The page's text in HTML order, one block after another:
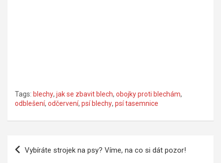
Tags: blechy, jak se zbavit blech, obojky proti blechám,
odblešení, odčervení, psí blechy, psí tasemnice
Navigace
Vybíráte strojek na psy? Víme, na co si dát pozor!